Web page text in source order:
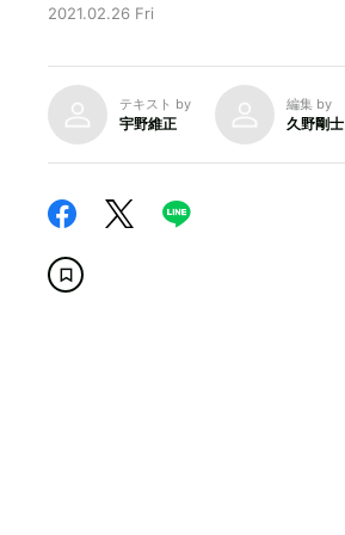
2021.02.26 Fri
テキスト by
宇野維正
編集 by
久野剛士